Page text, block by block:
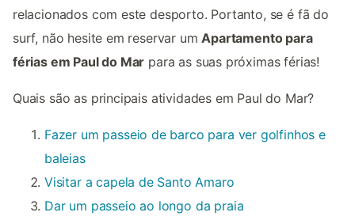
relacionados com este desporto. Portanto, se é fã do
surf, não hesite em reservar umApartamento para
férias em Paul do Mar para as suas próximas férias!
Quais são as principais atividades em Paul do Mar?
Fazer um passeio de barco para ver golfinhos e
baleias
Visitar a capela de Santo Amaro
Dar um passeio ao longo da praia